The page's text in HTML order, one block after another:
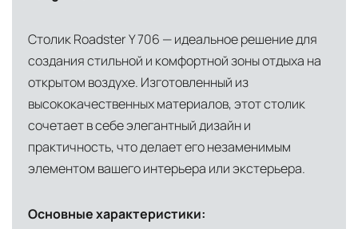
доставки и обеспечить полный контроль над
сохранностью продукции.
Глобальная сеть распределительных
центров
Помимо Москвы, мы располагаем
логистическими узлами в ключевых
международных хабах:
Дубай, ОАЭ— региональный центр для
Столик Roadster Y 706 — идеальное решение для
создания стильной и комфортной зоны отдыха на
открытом воздухе. Изготовленный из
высококачественных материалов, этот столик
сочетает в себе элегантный дизайн и
практичность, что делает его незаменимым
элементом вашего интерьера или экстерьера.
Основные характеристики: